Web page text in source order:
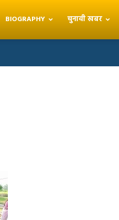
BIOGRAPHY चुनावी खबर